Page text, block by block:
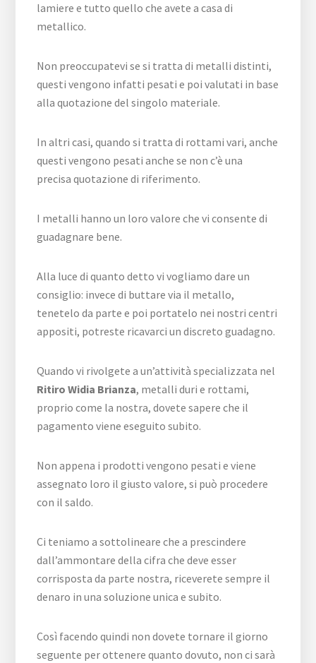
lamiere e tutto quello che avete a casa di
metallico.
Non preoccupatevi se si tratta di metalli distinti,
questi vengono infatti pesati e poi valutati in base
alla quotazione del singolo materiale.
In altri casi, quando si tratta di rottami vari, anche
questi vengono pesati anche se non c’è una
precisa quotazione di riferimento.
I metalli hanno un loro valore che vi consente di
guadagnare bene.
Alla luce di quanto detto vi vogliamo dare un
consiglio: invece di buttare via il metallo,
tenetelo da parte e poi portatelo nei nostri centri
appositi, potreste ricavarci un discreto guadagno.
Quando vi rivolgete a un’attività specializzata nel
Ritiro Widia Brianza, metalli duri e rottami,
proprio come la nostra, dovete sapere che il
pagamento viene eseguito subito.
Non appena i prodotti vengono pesati e viene
assegnato loro il giusto valore, si può procedere
con il saldo.
Ci teniamo a sottolineare che a prescindere
dall’ammontare della cifra che deve esser
corrisposta da parte nostra, riceverete sempre il
denaro in una soluzione unica e subito.
Così facendo quindi non dovete tornare il giorno
seguente per ottenere quanto dovuto, non ci sarà